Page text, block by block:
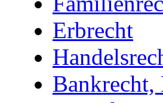
Erbrecht
Bankrecht,